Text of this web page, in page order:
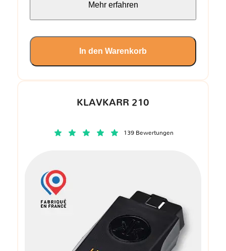
KLAVKARR 210
139 Bewertungen
Mehr erfahren
In den Warenkorb